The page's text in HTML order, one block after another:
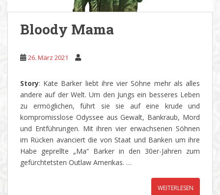
Bloody Mama
26. März 2021
Story: Kate Barker liebt ihre vier Söhne mehr als alles
andere auf der Welt. Um den Jungs ein besseres Leben
zu ermöglichen, führt sie sie auf eine krude und
kompromisslose Odyssee aus Gewalt, Bankraub, Mord
und Entführungen. Mit ihren vier erwachsenen Söhnen
im Rücken avanciert die von Staat und Banken um ihre
Habe geprellte „Ma“ Barker in den 30er-Jahren zum
gefürchtetsten Outlaw Amerikas. …
WEITERLESEN